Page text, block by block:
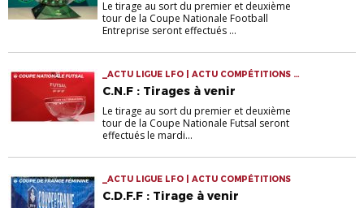
Le tirage au sort du premier et deuxième
tour de la Coupe Nationale Football
Entreprise seront effectués ...
_ACTU LIGUE LFO | ACTU COMPÉTITIONS |
FUTSAL
C.N.F : Tirages à venir
Le tirage au sort du premier et deuxième
tour de la Coupe Nationale Futsal seront
effectués le mardi...
_ACTU LIGUE LFO | ACTU COMPÉTITIONS
C.D.F.F : Tirage à venir